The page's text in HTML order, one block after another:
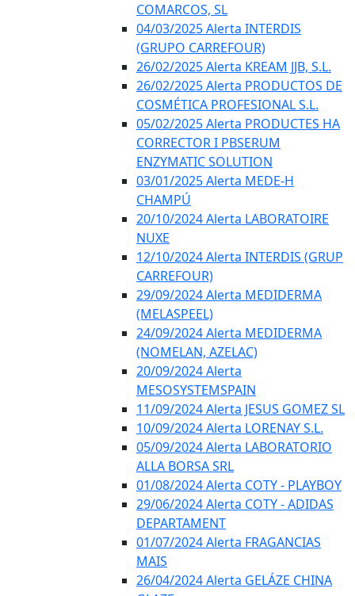
COMARCOS, SL
04/03/2025 Alerta INTERDIS
(GRUPO CARREFOUR)
26/02/2025 Alerta KREAM JJB, S.L.
26/02/2025 Alerta PRODUCTOS DE
COSMÉTICA PROFESIONAL S.L.
05/02/2025 Alerta PRODUCTES HA
CORRECTOR I PBSERUM
ENZYMATIC SOLUTION
03/01/2025 Alerta MEDE-H
CHAMPÚ
20/10/2024 Alerta LABORATOIRE
NUXE
12/10/2024 Alerta INTERDIS (GRUP
CARREFOUR)
29/09/2024 Alerta MEDIDERMA
(MELASPEEL)
24/09/2024 Alerta MEDIDERMA
(NOMELAN, AZELAC)
20/09/2024 Alerta
MESOSYSTEMSPAIN
11/09/2024 Alerta JESUS GOMEZ SL
10/09/2024 Alerta LORENAY S.L.
05/09/2024 Alerta LABORATORIO
ALLA BORSA SRL
01/08/2024 Alerta COTY - PLAYBOY
29/06/2024 Alerta COTY - ADIDAS
DEPARTAMENT
01/07/2024 Alerta FRAGANCIAS
MAIS
26/04/2024 Alerta GELÁZE CHINA